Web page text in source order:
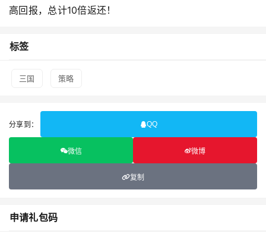
高回报，总计10倍返还！
标签
三国 策略
分享到： QQ
微信 微博
复制
申请礼包码